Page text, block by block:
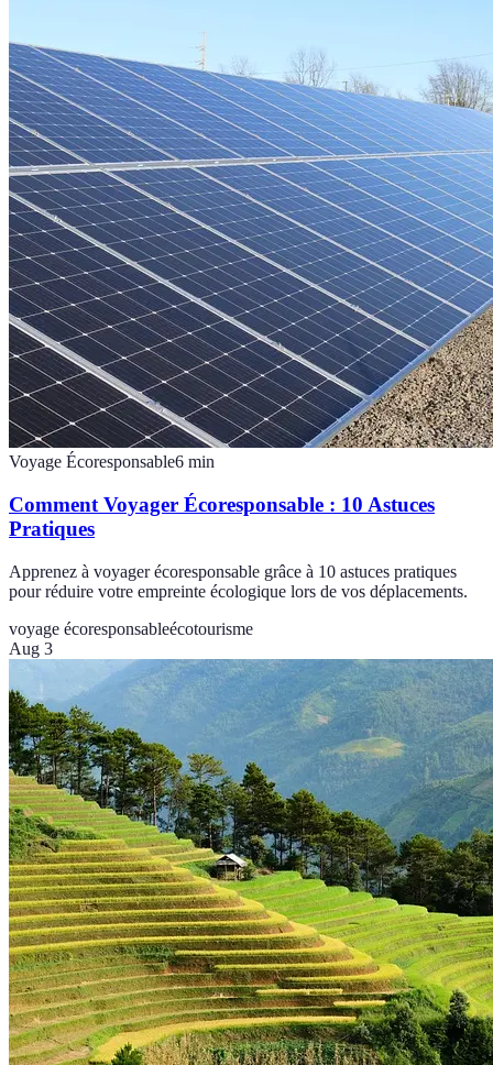
Voyage Écoresponsable6 min
Comment Voyager Écoresponsable : 10 Astuces
Pratiques
Apprenez à voyager écoresponsable grâce à 10 astuces pratiques
pour réduire votre empreinte écologique lors de vos déplacements.
voyage écoresponsableécotourisme
Aug 3